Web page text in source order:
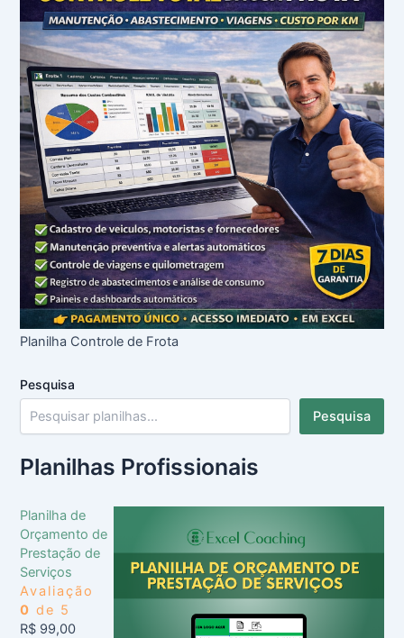
Planilha Controle de Frota
Pesquisa
Pesquisa
Planilhas Profissionais
Planilha de
Orçamento de
Prestação de
Serviços
Avaliação
0 de 5
R$ 99,00